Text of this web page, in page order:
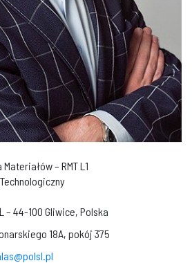
– RMT L1
– 44-100 Gliwice, Polska
18A, pokój 375